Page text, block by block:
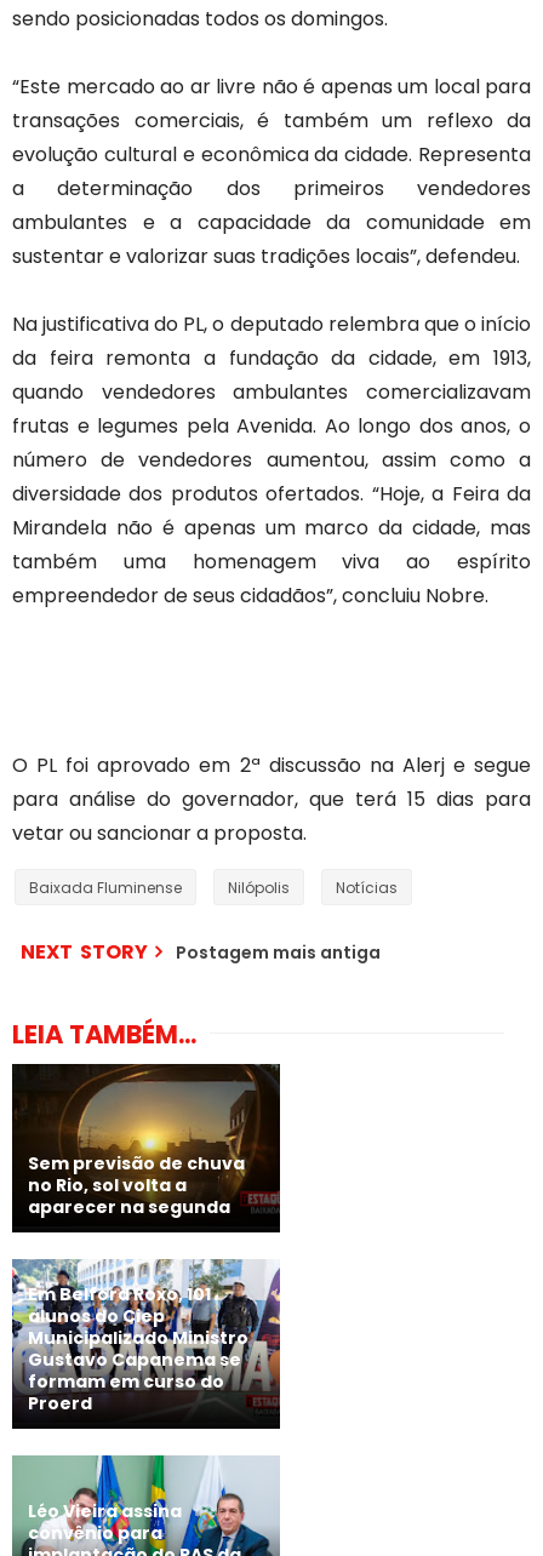
sendo posicionadas todos os domingos.
“Este mercado ao ar livre não é apenas um local para
transações comerciais, é também um reflexo da
evolução cultural e econômica da cidade. Representa
a determinação dos primeiros vendedores
ambulantes e a capacidade da comunidade em
sustentar e valorizar suas tradições locais”, defendeu.
Na justificativa do PL, o deputado relembra que o início
da feira remonta a fundação da cidade, em 1913,
quando vendedores ambulantes comercializavam
frutas e legumes pela Avenida. Ao longo dos anos, o
número de vendedores aumentou, assim como a
diversidade dos produtos ofertados. “Hoje, a Feira da
Mirandela não é apenas um marco da cidade, mas
também uma homenagem viva ao espírito
empreendedor de seus cidadãos”, concluiu Nobre.
O PL foi aprovado em 2ª discussão na Alerj e segue
para análise do governador, que terá 15 dias para
vetar ou sancionar a proposta.
Baixada Fluminense Nilópolis Notícias
NEXT STORY Postagem mais antiga
LEIA TAMBÉM...
Sem previsão de chuva
no Rio, sol volta a
aparecer na segunda
Em Belford Roxo, 101
alunos do Ciep
Municipalizado Ministro
Gustavo Capanema se
formam em curso do
Proerd
Léo Vieira assina
convênio para